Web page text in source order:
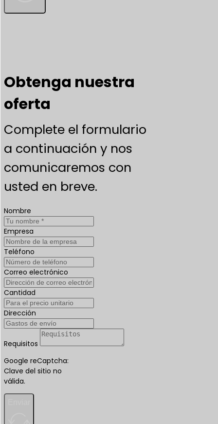
Obtenga nuestra
oferta
Complete el formulario
a continuación y nos
comunicaremos con
usted en breve.
Nombre
Empresa
Teléfono
Correo electrónico
Cantidad
Dirección
Requisitos
Google reCaptcha:
Clave del sitio no
válida.